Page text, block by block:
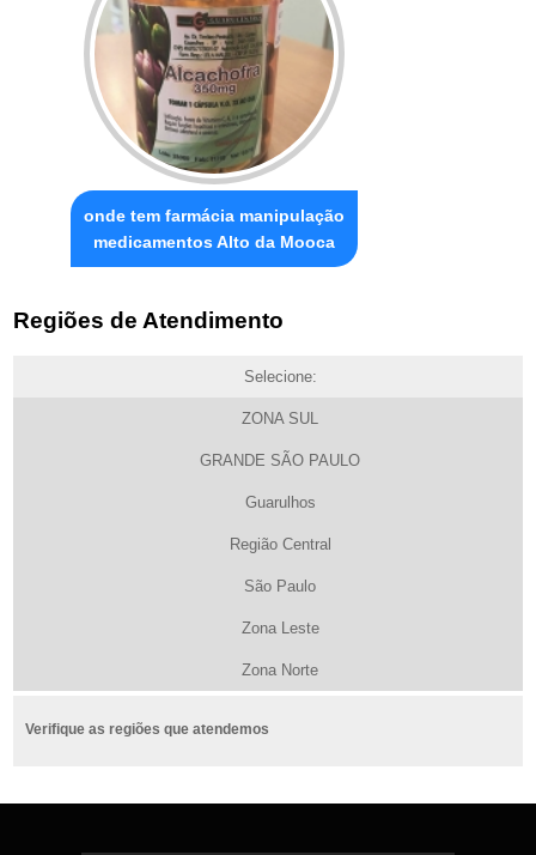
onde tem farmácia manipulação
medicamentos Alto da Mooca
Regiões de Atendimento
Selecione:
ZONA SUL
GRANDE SÃO PAULO
Guarulhos
Região Central
São Paulo
Zona Leste
Zona Norte
Verifique as regiões que atendemos